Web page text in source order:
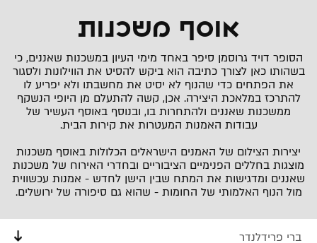
אוסף משכנות
הסופר דויד גרוסמן סיפר באחד מימי העיון במשכנות שאננים, כי
בשהותו כאן לצורך כתיבה הוא ביקש להסיט את הווילונות ולסגור
את הפתחים כדי שהנוף לא יסיט את מחשבתו ולא יפריע לו
להתרכז במלאכת היצירה. אכן, קשה להתעלם מן היופי הנשקף
ממשכנות שאננים ולהתחרות בו, ובנוסף באוסף העשיר של
עבודות האמנות המעטרות את קירות הבית.
יצירות הצילום של האמנים הישראלים הכלולות באוסף משכנות
מוצגות בחללים הפנימיים הציבוריים ובחדרי האירוח של משכנות
שאננים ומדגישות את המתח שבין הישן לחדש - אמנות עכשווית
מול הנוף האלמותי של החומות - שהוא גם סיפורה של ירושלים.
ברי פרידלנדר